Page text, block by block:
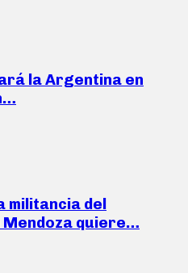
la Argentina en
militancia del
Mendoza quiere…